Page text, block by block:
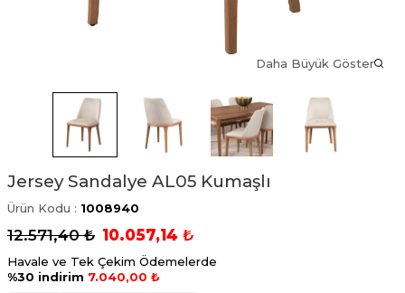
Daha Büyük Göster
Jersey Sandalye AL05 Kumaşlı
Ürün Kodu : 1008940
12.571,40₺ 10.057,14 ₺
Havale ve Tek Çekim Ödemelerde
%30 indirim 7.040,00 ₺